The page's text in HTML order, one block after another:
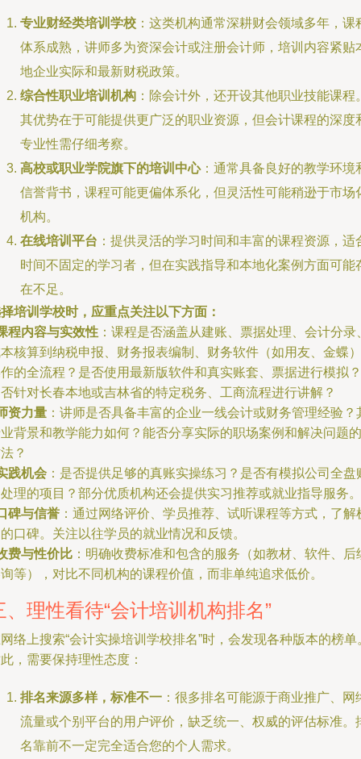
专业财经类培训学校 ：这类机构通常深耕财会领域多年，课
体系成熟，讲师多为资深会计或注册会计师，培训内容紧贴
地企业实际和最新财税政策。
综合性职业培训机构 ：除会计外，还开设其他职业技能课程
其优势在于可能提供更广泛的职业资源，但会计课程的深度
专业性需仔细考察。
高校或职业学院旗下的培训中心：通常具备良好的教学环境
信誉背书，课程可能更偏体系化，但灵活性可能稍逊于市场
机构。
在线培训平台 ：提供灵活的学习时间和丰富的课程资源，适
时间不固定的学习者，但在实践指导和本地化案例方面可能
在不足。
培训学校时，应重点关注以下方面：
程内容与实效性 ：课程是否涵盖从建账、票据处理、会计分录
核算到纳税申报、财务报表编制、财务软件（如用友、金蝶）
的全流程？是否使用最新版软件和真实账套、票据进行模拟？
针对长春本地或吉林省的特定税务、工商流程进行讲解？
资力量 ：讲师是否具备丰富的企业一线会计或财务管理经验？
背景和教学能力如何？能否分享实际的职场案例和解决问题的
？
践机会 ：是否提供足够的真账实操练习？是否有模拟公司全盘
理的项目？部分优质机构还会提供实习推荐或就业指导服务。
碑与信誉 ：通过网络评价、学员推荐、试听课程等方式，了解
口碑。关注以往学员的就业情况和反馈。
费与性价比 ：明确收费标准和包含的服务（如教材、软件、后
等），对比不同机构的课程价值，而非单纯追求低价。
、理性看待“会计培训机构排名”
络上搜索“会计实操培训学校排名”时，会发现各种版本的榜单
，需要保持理性态度：
排名来源多样，标准不一 ：很多排名可能源于商业推广、网
流量或个别平台的用户评价，缺乏统一、权威的评估标准。
名靠前不一定完全适合您的个人需求。